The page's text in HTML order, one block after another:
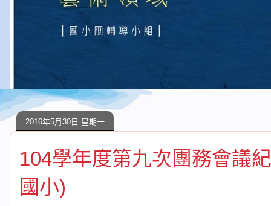
2016年5月30日 星期一
104學年度第九次團務會議
國小)